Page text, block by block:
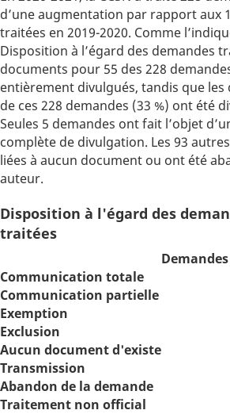
d’une augmentation par rapport aux
traitées en 2019-2020. Comme
Disposition à l’égard des demandes
documents pour 55 des 228
entièrement divulgués, tandis que
de ces 228 demandes (33 %) ont été
Seules 5 demandes ont fait l’objet
complète de divulgation. Les 93
liées à aucun document ou ont été
auteur.
Disposition à l'égard des
traitées
Communication totale
Communication partielle
Exemption
Exclusion
Aucun document d'existe
Transmission
Abandon de la demande
Traitement non official